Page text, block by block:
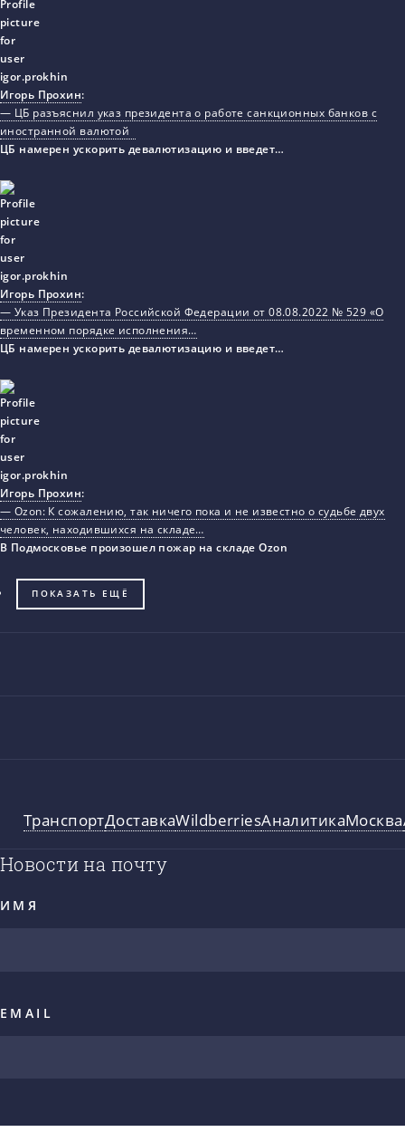
Игорь Прохин:
— ЦБ разъяснил указ президента о работе санкционных банков с
иностранной валютой
ЦБ намерен ускорить девалютизацию и введет…
Игорь Прохин:
— Указ Президента Российской Федерации от 08.08.2022 № 529 «О
временном порядке исполнения…
ЦБ намерен ускорить девалютизацию и введет…
Игорь Прохин:
— Ozon: К сожалению, так ничего пока и не известно о судьбе двух
человек, находившихся на складе…
В Подмосковье произошел пожар на складе Ozon
ПОКАЗАТЬ ЕЩЁ
ТранспортДоставкаWildberriesАналитикаМосква
Новости на почту
ИМЯ
EMAIL